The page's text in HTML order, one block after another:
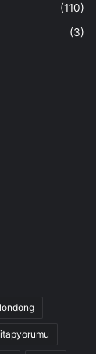
(110)
(3)